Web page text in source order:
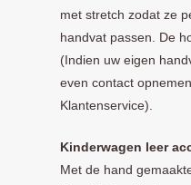
met stretch zodat ze
handvat passen. De
(Indien uw eigen
even contact
Klantenservice).
Kinderwagen leer
Met de hand